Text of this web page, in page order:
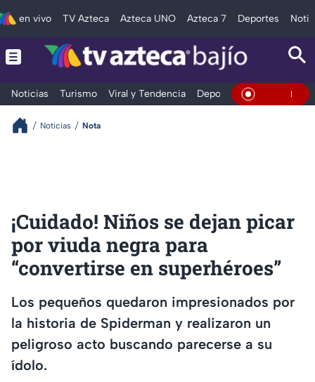
en vivo TV Azteca Azteca UNO Azteca 7 Deportes
Noticias Turismo Viral y Tendencia Deportes Espectáculos
En Vivo
Noticias Nota
¡Cuidado! Niños se dejan picar
por viuda negra para
“convertirse en superhéroes”
Los pequeños quedaron impresionados por
la historia de Spiderman y realizaron un
peligroso acto buscando parecerse a su
ídolo.